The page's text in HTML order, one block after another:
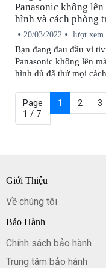
trong một số trường
vẫn có thể tự mình khắc
tại nhà.
Panasonic không lên
hình và cách phòng
20/03/2022
lượt xem
Bạn đang đau đầu vì
Panasonic không lên
hình dù đã thử mọi cách
hệ ngay với trung tâm
hành để được hỗ trợ sớm
nhất!
Page
1 / 7
1 2 3
Giới Thiệu
Về chúng tôi
Bảo Hành
Chính sách bảo hành
Trung tâm bảo hành